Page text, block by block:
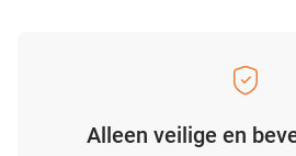
Alleen veilige en